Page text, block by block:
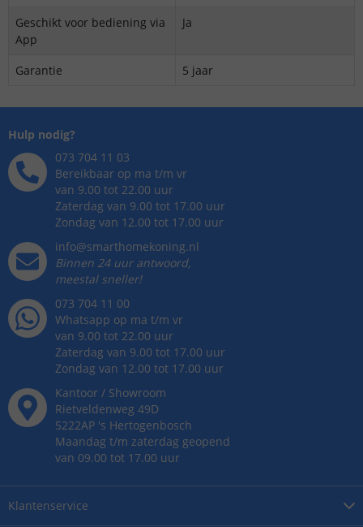
Geschikt voor bediening via
App
Ja
Garantie 5 jaar
Klantenservice
Hulp nodig?
073 704 11 03
Bereikbaar op ma t/m vr
van 9.00 tot 22.00 uur
Zaterdag van 9.00 tot 17.00 uur
Zondag van 12.00 tot 17.00 uur
info@smarthomekoning.nl
Binnen 24 uur antwoord,
meestal sneller!
073 704 11 00
Whatsapp op ma t/m vr
van 9.00 tot 22.00 uur
Zaterdag van 9.00 tot 17.00 uur
Zondag van 12.00 tot 17.00 uur
Kantoor / Showroom
Rietveldenweg 49D
5222AP 's Hertogenbosch
Maandag t/m zaterdag geopend
van 09.00 tot 17.00 uur